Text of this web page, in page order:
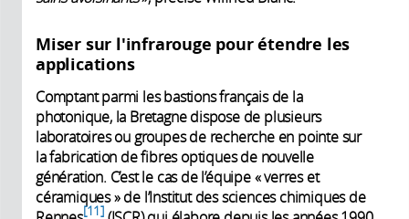
Miser sur l'infrarouge pour étendre les
applications
Comptant parmi les bastions français de la
photonique, la Bretagne dispose de plusieurs
laboratoires ou groupes de recherche en pointe sur
la fabrication de fibres optiques de nouvelle
génération. C’est le cas de l’équipe « verres et
céramiques » de l’Institut des sciences chimiques de
11